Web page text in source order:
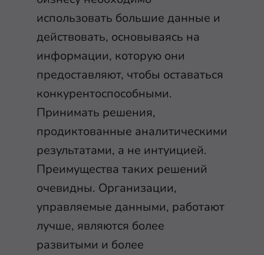
использовать большие данные и
действовать, основываясь на
информации, которую они
предоставляют, чтобы оставаться
конкурентоспособными.
Принимать решения,
продиктованные аналитическими
результатами, а не интуицией.
Преимущества таких решений
очевидны. Организации,
управляемые данными, работают
лучше, являются более
развитыми и более